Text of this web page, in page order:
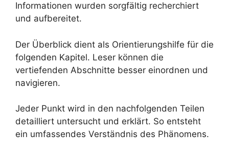
Informationen wurden sorgfältig recherchiert
und aufbereitet.
Der Überblick dient als Orientierungshilfe für die
folgenden Kapitel. Leser können die
vertiefenden Abschnitte besser einordnen und
navigieren.
Jeder Punkt wird in den nachfolgenden Teilen
detailliert untersucht und erklärt. So entsteht
ein umfassendes Verständnis des Phänomens.